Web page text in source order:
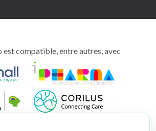
compatible, entre autres, avec